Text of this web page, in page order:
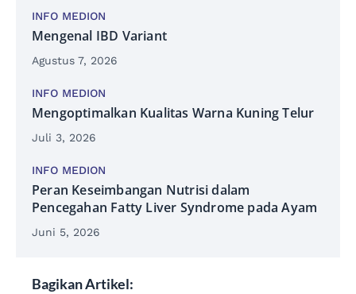
INFO MEDION
Mengenal IBD Variant
Agustus 7, 2026
INFO MEDION
Mengoptimalkan Kualitas Warna Kuning Telur
Juli 3, 2026
INFO MEDION
Peran Keseimbangan Nutrisi dalam
Pencegahan Fatty Liver Syndrome pada Ayam
Juni 5, 2026
Bagikan Artikel: